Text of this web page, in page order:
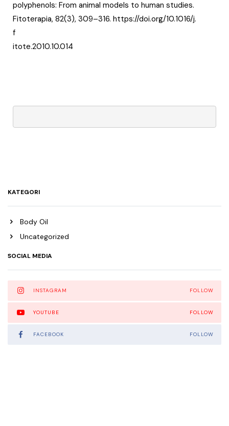
KATEGORI
Body Oil
Uncategorized
SOCIAL MEDIA
INSTAGRAM FOLLOW
YOUTUBE FOLLOW
FACEBOOK FOLLOW
polyphenols: From animal models to human studies.
Fitoterapia, 82(3), 309–316. https://doi.org/10.1016/j.
f
itote.2010.10.014